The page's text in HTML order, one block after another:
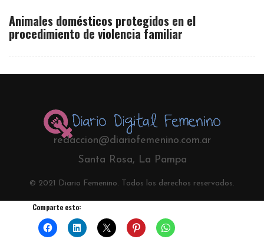
Animales domésticos protegidos en el
procedimiento de violencia familiar
redaccion@diariofemenino.com.ar
Santa Rosa, La Pampa
© 2021 Diario Femenino. Todos los derechos reservados.
Comparte esto: